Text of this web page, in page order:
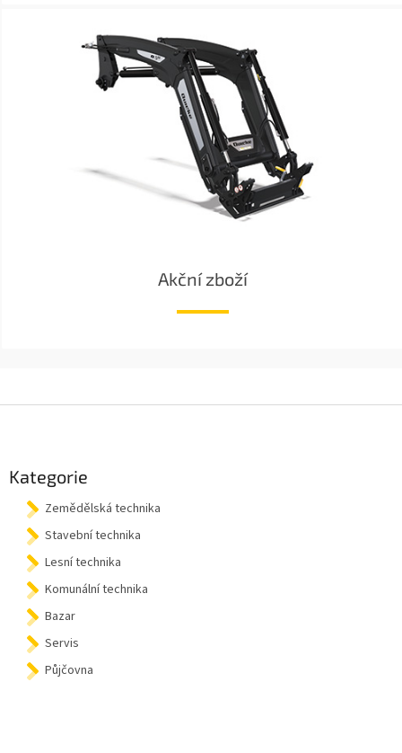
Akční zboží
Kategorie
Zemědělská technika
Stavební technika
Lesní technika
Komunální technika
Bazar
Servis
Půjčovna